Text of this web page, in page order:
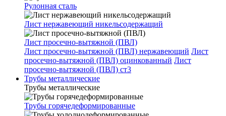
Рулонная сталь
Лист нержавеющий никельсодержащий
Лист просечно-вытяжной (ПВЛ)
Лист просечно-вытяжной (ПВЛ) нержавеющий Лист
просечно-вытяжной (ПВЛ) оцинкованный Лист
просечно-вытяжной (ПВЛ) ст3
Трубы металлические
Трубы металлические
Трубы горячедеформированные